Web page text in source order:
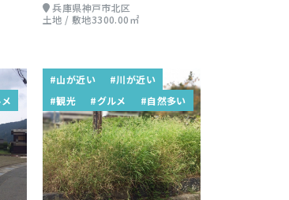
兵庫県神戸市北区
土地 / 敷地3300.00㎡
#山が近い
#川が近い
#観光
#グルメ #自然多い